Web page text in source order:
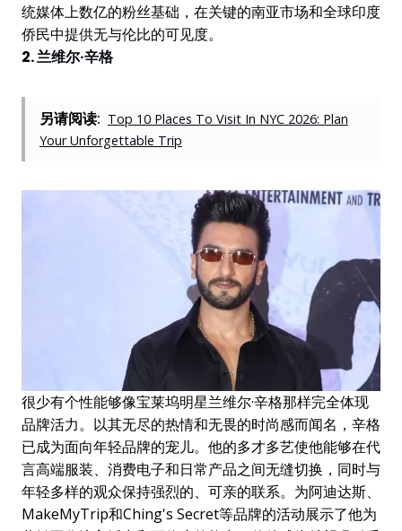
统媒体上数亿的粉丝基础，在关键的南亚市场和全球印度
侨民中提供无与伦比的可见度。
2. 兰维尔·辛格
另请阅读: Top 10 Places To Visit In NYC 2026: Plan
Your Unforgettable Trip
很少有个性能够像宝莱坞明星兰维尔·辛格那样完全体现
品牌活力。以其无尽的热情和无畏的时尚感而闻名，辛格
已成为面向年轻品牌的宠儿。他的多才多艺使他能够在代
言高端服装、消费电子和日常产品之间无缝切换，同时与
年轻多样的观众保持强烈的、可亲的联系。为阿迪达斯、
MakeMyTrip和Ching's Secret等品牌的活动展示了他为